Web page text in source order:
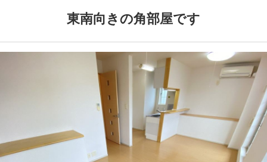
東南向きの角部屋です